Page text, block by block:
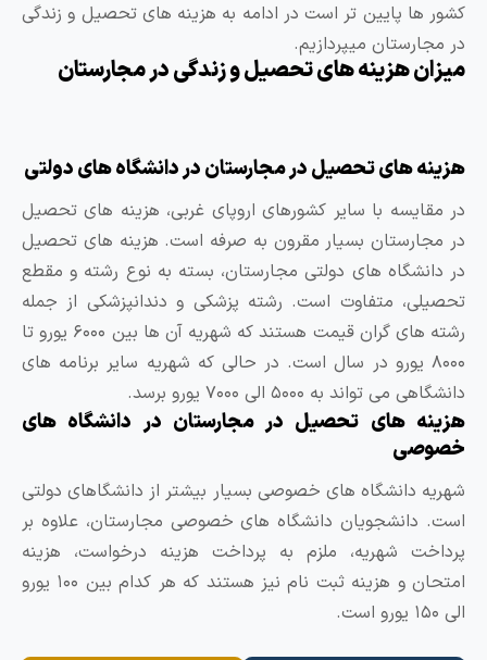
پایین تر است در ادامه به هزینه های تحصیل و زندگی
میپردازیم.
هزینه های تحصیل و زندگی در مجارستان
های تحصیل در مجارستان در دانشگاه های دولتی
با سایر کشورهای اروپای غربی، هزینه‌ های تحصیل
بسیار مقرون ‌به ‌صرفه‌ است. هزینه ‌های تحصیل
‌های دولتی مجارستان، بسته به نوع رشته و مقطع
متفاوت است. رشته پزشکی و دندانپزشکی از جمله
رشته های گران ‌قیمت هستند که شهریه آن‌ ها بین ۶۰۰۰ یورو تا
یورو در سال است. در حالی که شهریه سایر برنامه ‌های
‌تواند به ۵۰۰۰ الی ۷۰۰۰ یورو برسد.
های تحصیل در مجارستان در دانشگاه‌ های
دانشگاه‌ های خصوصی بسیار بیشتر از دانشگاهای دولتی
دانشگاه‌ های خصوصی مجارستان، علاوه‌ بر
شهریه، ملزم به پرداخت هزینه درخواست، هزینه
امتحان و هزینه ثبت ‌نام نیز هستند که هر کدام بین ۱۰۰ یورو